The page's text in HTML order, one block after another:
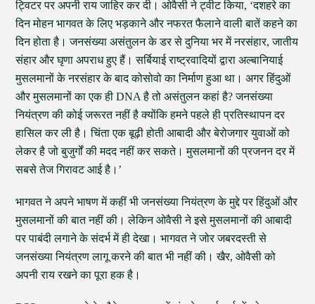
ट्विटर पर अपनी राय जाहिर कर दी। ओवैसी ने ट्वीट किया, ‘दशहरे का
दिन मोहन भागवत के लिए भड़काने और नफरत फैलाने वाली बातें कहने का
दिन होता है। जनसंख्या असंतुलन के डर से दुनिया भर में नरसंहार, जातीय
संहार और घृणा अपराध हुए हैं। सर्बियाई राष्ट्रवादियों द्वारा अल्बानियाई
मुसलमानों के नरसंहार के बाद कोसोवो का निर्माण हुआ था। अगर हिंदुओं
और मुसलमानों का एक ही DNA है तो असंतुलन कहां है? जनसंख्या
नियंत्रण की कोई जरूरत नहीं है क्योंकि हमने पहले ही प्रतिस्थापन दर
हासिल कर ली है। चिंता एक बूढ़ी होती आबादी और बेरोजगार युवाओं को
लेकर है जो बुजुर्गों की मदद नहीं कर सकते। मुसलमानों की प्रजनन दर में
सबसे तेज गिरावट आई है।’
भागवत ने अपने भाषण में कहीं भी जनसंख्या नियंत्रण के मुद्दे पर हिंदुओं और
मुसलमानों की बात नहीं की। लेकिन ओवैसी ने इसे मुसलमानों की आबादी
पर पाबंदी लगाने के संदर्भ में ही देखा। भागवत ने जोर जबरदस्ती से
जनसंख्या नियंत्रण लागू करने की बात भी नहीं की। खैर, ओवैसी को
अपनी राय रखने का पूरा हक है।